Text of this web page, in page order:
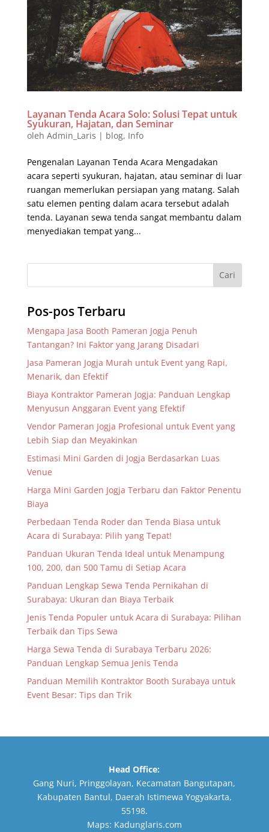
Layanan Tenda Acara Solo: Solusi Tepat untuk
Syukuran, Hajatan, dan Seminar
oleh Admin_Laris | blog, Info
Pengenalan Layanan Tenda Acara Mengadakan
acara seperti syukuran, hajatan, atau seminar di luar
ruangan memerlukan persiapan yang matang. Salah
satu elemen penting dalam acara tersebut adalah
tenda. Layanan sewa tenda sangat membantu dalam
menyediakan tempat yang...
Pos-pos Terbaru
Mengapa Jasa Booth Pameran Jogja Penuh
Tantangan? Ini Faktor yang Jarang Disadari
Jasa Pameran Jogja Murah untuk Event yang Rapi,
Menarik, dan Efektif
Biaya Kontraktor Pameran Jogja: Panduan Lengkap
Menyusun Anggaran Event yang Efektif
Vendor Pameran Jogja Profesional untuk Event yang
Lebih Siap dan Meyakinkan
Estimasi Mini Garden di Jogja Berdasarkan Luas
Venue
Harga Mini Garden Jogja Terbaru dan Faktor Penentu
Biaya
Perbedaan Tenda Roder dan Tenda Biasa untuk
Acara di Surabaya: Pilih yang Tepat!
Panduan Ukuran Tenda Ideal untuk Menampung
100, 200, dan 500 Tamu di Setiap Acara
Panduan Lengkap Sewa Tenda Pernikahan di
Surabaya: Ukuran dan Biaya Terbaik
Jenis Tenda Populer untuk Acara di Surabaya: Pilihan
Terbaik dan Tips Sewa
Harga Sewa Tenda di Surabaya Terbaru 2026:
Panduan Lengkap Semua Jenis Tenda
Panduan Memilih Kontraktor Booth Surabaya untuk
Event Besar: Tips dan Trik
Head Office:
Gang Nuri, Pringgolayan, Kecamatan Bangutapan,
Kabupaten Bantul, Daerah Istimewa Yogyakarta,
55198.
Maps: Kadunglaris.com